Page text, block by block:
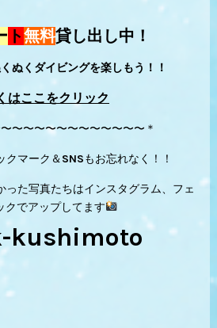
ト無料貸し出し中！
ぬくダイビングを楽しもう！！
はここをクリック
〜〜〜〜〜〜〜〜〜〜〜〜＊
マーク＆SNSもお忘れなく！！
った写真たちはインスタグラム、フェ
クでアップしてます
kushimoto